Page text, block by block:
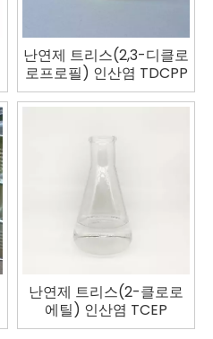
난연제 트리스(2,3-디클로
로프로필) 인산염 TDCPP
난연제 트리스(2-클로로
에틸) 인산염 TCEP